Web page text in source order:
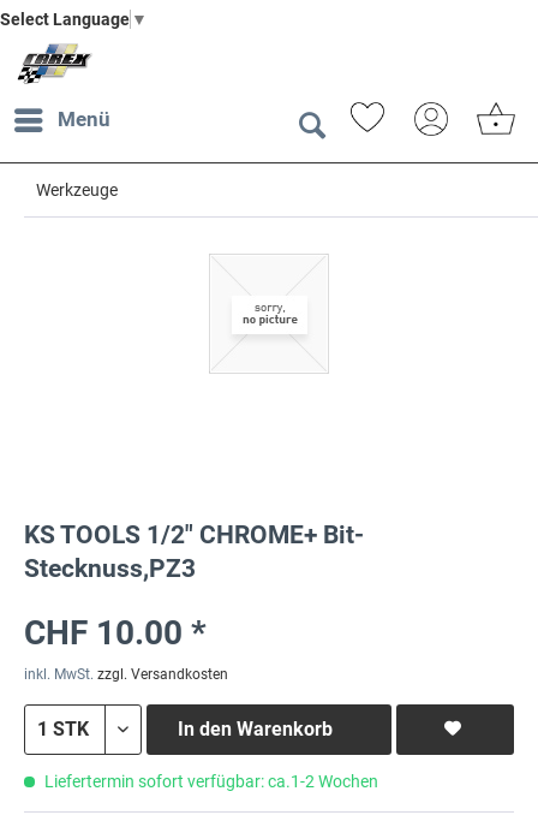
Select Language ▼
Menü
Werkzeuge
KS TOOLS 1/2" CHROME+ Bit-
Stecknuss,PZ3
CHF 10.00 *
inkl. MwSt. zzgl. Versandkosten
In den Warenkorb
Liefertermin sofort verfügbar: ca.1-2 Wochen